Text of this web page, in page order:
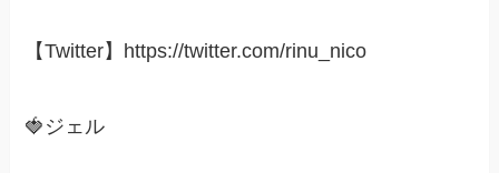
【Twitter】https://twitter.com/rinu_nico
🍓ジェル